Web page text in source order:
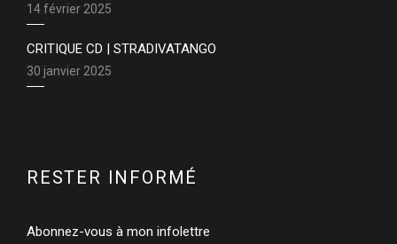
14 février 2025
CRITIQUE CD | STRADIVATANGO
30 janvier 2025
RESTER INFORMÉ
Abonnez-vous à mon infolettre